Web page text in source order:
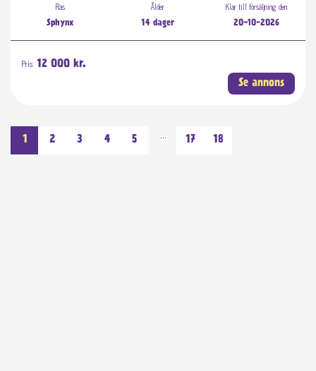
Ras
Sphynx
Ålder
14 dager
Klar till försäljning den
20-10-2026
Pris: 12 000 kr.
Se annons
1 2 3 4 5 … 17 18